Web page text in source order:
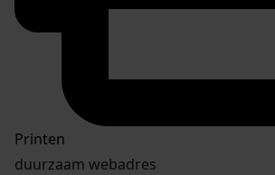
Printen
duurzaam webadres